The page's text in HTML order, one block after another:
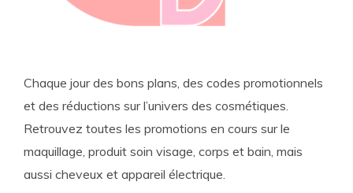
Chaque jour des bons plans, des codes promotionnels
et des réductions sur l’univers des cosmétiques.
Retrouvez toutes les promotions en cours sur le
maquillage, produit soin visage, corps et bain, mais
aussi cheveux et appareil électrique.